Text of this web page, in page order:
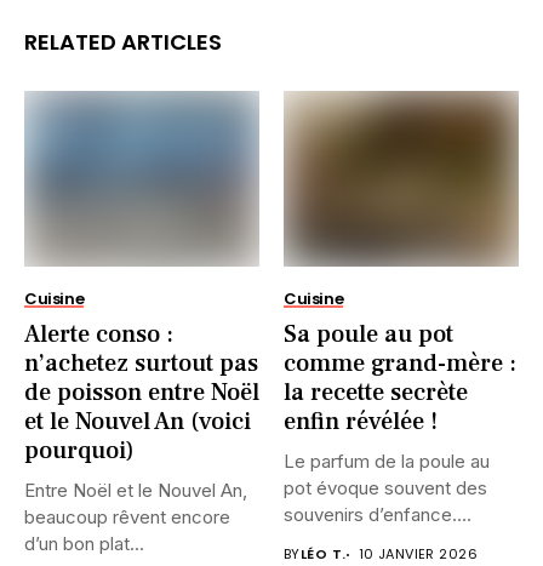
RELATED ARTICLES
Cuisine
Alerte conso :
n’achetez surtout pas
de poisson entre Noël
et le Nouvel An (voici
pourquoi)
Entre Noël et le Nouvel An,
beaucoup rêvent encore
d’un bon plat...
Cuisine
Sa poule au pot
comme grand-mère :
la recette secrète
enfin révélée !
Le parfum de la poule au
pot évoque souvent des
souvenirs d’enfance....
BYLÉO T. 10 JANVIER 2026